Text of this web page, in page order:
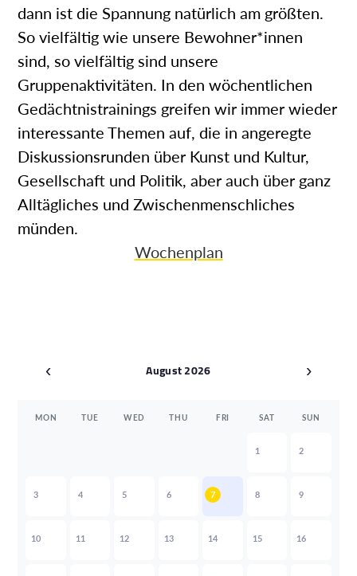
dann ist die Spannung natürlich am größten.
So vielfältig wie unsere Bewohner*innen
sind, so vielfältig sind unsere
Gruppenaktivitäten. In den wöchentlichen
Gedächtnistrainings greifen wir immer wieder
interessante Themen auf, die in angeregte
Diskussionsrunden über Kunst und Kultur,
Gesellschaft und Politik, aber auch über ganz
Alltägliches und Zwischenmenschliches
münden.
Wochenplan
‹ August 2026 ›
MON TUE WED THU FRI SAT SUN
1 2
3 4 5 6 7 8 9
10 11 12 13 14 15 16